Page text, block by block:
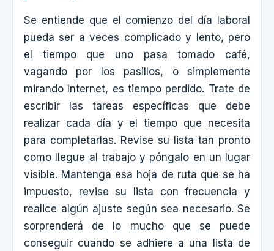
Se entiende que el comienzo del día laboral
pueda ser a veces complicado y lento, pero
el tiempo que uno pasa tomado café,
vagando por los pasillos, o simplemente
mirando Internet, es tiempo perdido. Trate de
escribir las tareas específicas que debe
realizar cada día y el tiempo que necesita
para completarlas. Revise su lista tan pronto
como llegue al trabajo y póngalo en un lugar
visible. Mantenga esa hoja de ruta que se ha
impuesto, revise su lista con frecuencia y
realice algún ajuste según sea necesario. Se
sorprenderá de lo mucho que se puede
conseguir cuando se adhiere a una lista de